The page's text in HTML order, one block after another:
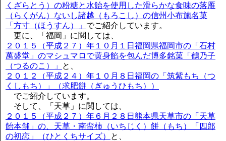
くざらとう）の粉糖と水飴を使用した滑らかな食味の落雁
（らくがん）ないし諸越（もろこし）の信州小布施名菓
「方寸（ほうすん）」 でご紹介しています。
更に、「福岡」に関しては、
２０１５（平成２７）年１０月１日福岡県福岡市の「石村
萬盛堂」のマシュマロで黄身餡を包んだ博多銘菓「鶴乃子
（つるのこ）」
と、
２０１２（平成２４）年１０月８日福岡の「筑紫もち（つ
くしもち）」（求肥餅（ぎゅうひもち））
でご紹介しています。
そして、「天草」に関しては、
２０１５（平成２７）年６月２８日熊本県天草市の「天草
飴本舗」の、天草・南蛮柿（いちじく）餅（もち）「四郎
の初恋」（ひとくちサイズ）
と、